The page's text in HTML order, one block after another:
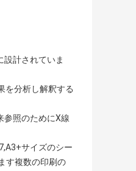
設計されていま
を分析し解釈する
参照のためにX線
サイズのシー
す複数の印刷の